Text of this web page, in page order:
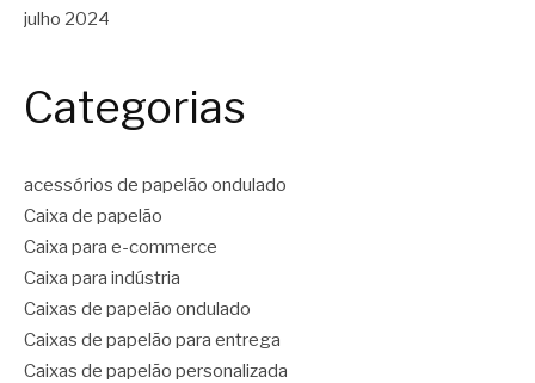
julho 2024
Categorias
acessórios de papelão ondulado
Caixa de papelão
Caixa para e-commerce
Caixa para indústria
Caixas de papelão ondulado
Caixas de papelão para entrega
Caixas de papelão personalizada